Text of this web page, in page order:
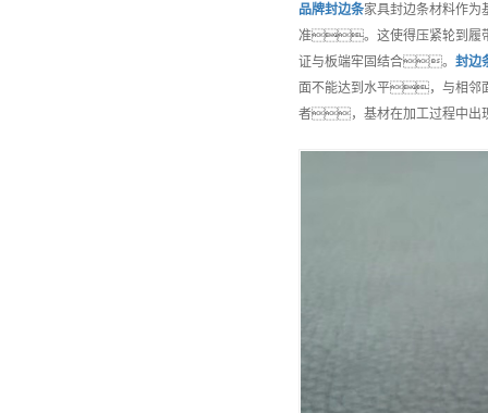
品牌封边条家具封边条材料作
准。这使得压紧轮到履
证与板端牢固结合。 封边
面不能达到水平，与相邻
者，基材在加工过程中